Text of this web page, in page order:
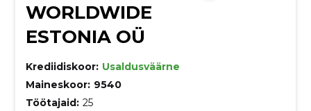
WORLDWIDE
ESTONIA OÜ
Krediidiskoor: Usaldusväärne
Maineskoor: 9540
Töötajaid: 25